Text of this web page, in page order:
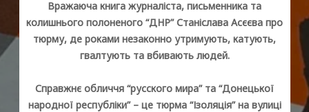
Вражаюча книга журналіста, письменника та
колишнього полоненого “ДНР” Станіслава Асєєва про
тюрму, де роками незаконно утримують, катують,
гвалтують та вбивають людей.
Справжнє обличчя “русского мира” та “Донецької
народної республіки” – це тюрма “Ізоляція” на вулиці